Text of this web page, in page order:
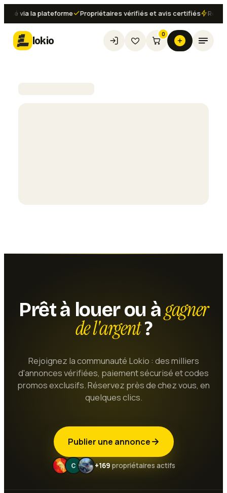
via la plateforme Propriétaires vérifiés et avis certifiés
lokio
0
Prêt à louer ou àgagner
de l'argent?
Rejoignez la communauté Lokio : des milliers
d'annonces vérifiées, paiement sécurisé et codes
promos exclusifs. Réservez près de chez vous, en
quelques clics.
Publier une annonce
+169 propriétaires actifs